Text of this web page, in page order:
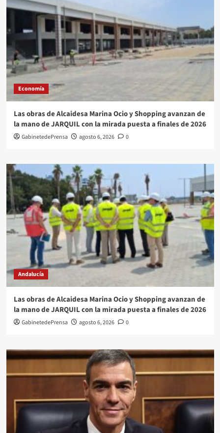
Economía
Las obras de Alcaidesa Marina Ocio y Shopping avanzan de
la mano de JARQUIL con la mirada puesta a finales de 2026
GabinetedePrensa agosto 6, 2026 0
Andalucía
Las obras de Alcaidesa Marina Ocio y Shopping avanzan de
la mano de JARQUIL con la mirada puesta a finales de 2026
GabinetedePrensa agosto 6, 2026 0